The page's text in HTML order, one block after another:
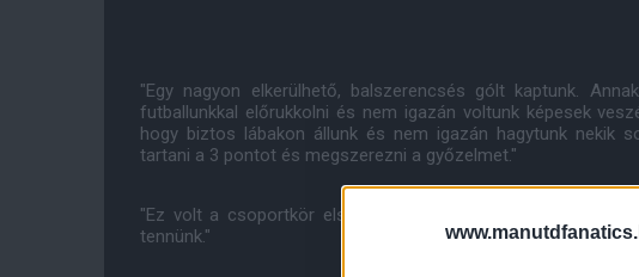
"Egy nagyon elkerülhető, balszerencsés gólt kaptunk.
futballunkkal előrukkolni és nem igazán voltunk képesek
hogy biztos lábakon állunk és nem igazán hagytunk nekik
tartani a 3 pontot és megszerezni a győzelmet."
"Ez volt a csoportkör első mérkőzése, még számos
tennünk."